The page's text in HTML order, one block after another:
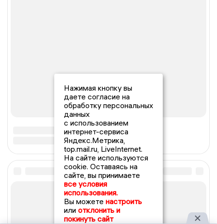
Нажимая кнопку вы
даете согласие на
обработку персональных
данных
с использованием
интернет-сервиса
Яндекс.Метрика,
top.mail.ru, LiveInternet.
На сайте используются
cookie. Оставаясь на
сайте, вы принимаете
все условия
использования.
Вы можете настроить
или отклонить и
покинуть сайт